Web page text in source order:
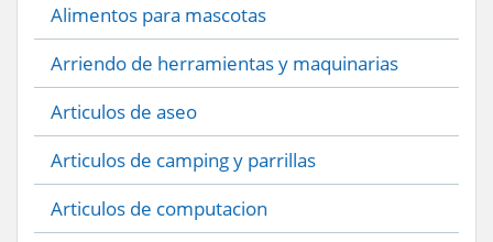
Alimentos para mascotas
Arriendo de herramientas y maquinarias
Articulos de aseo
Articulos de camping y parrillas
Articulos de computacion